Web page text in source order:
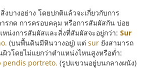
บางอย่าง โดยปกติแล้วจะเกี่ยวกับการ
ารกด การครอบคลุม หรือการสัมผัสกัน บ่อย
หน่งการสัมผัสและสิ่งที่สัมผัสจะอยู่กว่า: Sur
(บนพื้นดินมีหินวางอยู่) แต่ sur ยังสามารถ
วโดยไม่แยกว่าตำแหน่งไหนสูงหรือต่ำ:
pendis portreto. (รูปแขวนอยู่บนกลางผนัง)